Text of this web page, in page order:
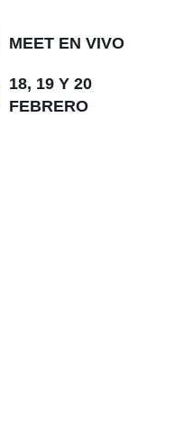
MEET EN VIVO
18, 19 Y 20
FEBRERO